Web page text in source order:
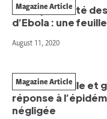
La disponibilité
d’Ebola : une
Magazine Article
August 11, 2020
Santé sexuelle et
réponse à
négligée
Magazine Article